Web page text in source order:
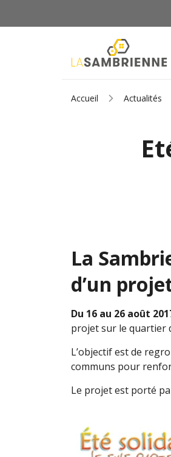
Accueil Actualités
La
d’un
Du 16 au 26 août
projet sur le quartier
L’objectif est de
communs pour
Le projet est porté